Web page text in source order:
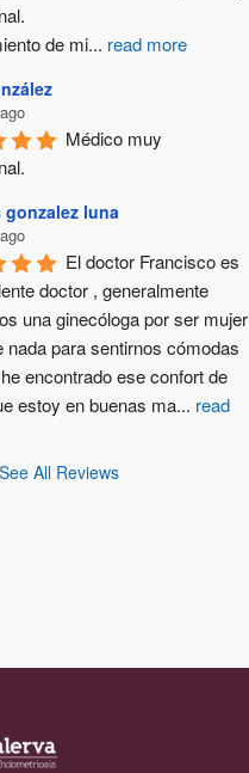
de mi... read more
Médico muy
luna
El doctor Francisco es
doctor , generalmente
una ginecóloga por ser mujer
nada para sentirnos cómodas
encontrado ese confort de
estoy en buenas ma... read
See All Reviews